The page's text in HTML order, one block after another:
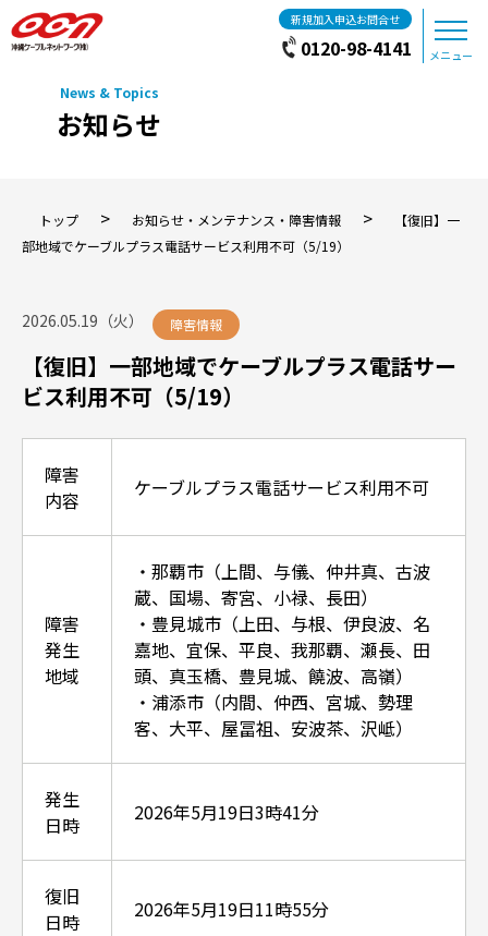
新規加入申込お問合せ
0120-98-4141 メニュー
お知らせ
トップ > お知らせ・メンテナンス・障害情報 >
【復旧】一
部地域でケーブルプラス電話サービス利用不可（5/19）
2026.05.19（火） 障害情報
【復旧】一部地域でケーブルプラス電話サー
ビス利用不可（5/19）
障害
内容
ケーブルプラス電話サービス利用不可
障害
発生
地域
・那覇市（上間、与儀、仲井真、古波
蔵、国場、寄宮、小禄、長田）
・豊見城市（上田、与根、伊良波、名
嘉地、宜保、平良、我那覇、瀬長、田
頭、真玉橋、豊見城、饒波、高嶺）
・浦添市（内間、仲西、宮城、勢理
客、大平、屋冨祖、安波茶、沢岻）
発生
日時
2026年5月19日3時41分
復旧
日時
2026年5月19日11時55分